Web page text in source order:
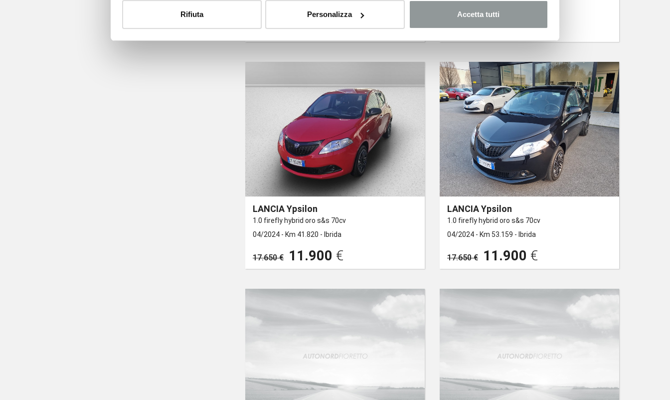
Rifiuta Personalizza Accetta tutti
17.650 € 11.900€ 17.650 € 11.900€
LANCIA Ypsilon
1.0 firefly hybrid oro s&s 70cv
04/2024 - Km 41.820 - Ibrida
17.650 € 11.900 €
LANCIA Ypsilon
1.0 firefly hybrid oro s&s 70cv
04/2024 - Km 53.159 - Ibrida
17.650 € 11.900 €